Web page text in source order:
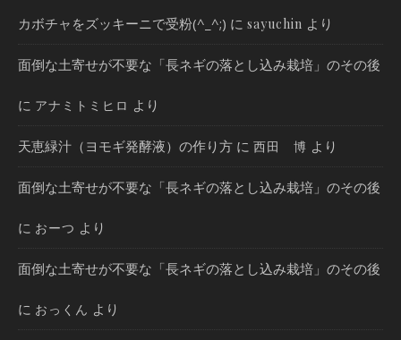
カボチャをズッキーニで受粉(^_^;) に sayuchin より
面倒な土寄せが不要な「長ネギの落とし込み栽培」のその後
に アナミトミヒロ より
天恵緑汁（ヨモギ発酵液）の作り方 に 西田 博 より
面倒な土寄せが不要な「長ネギの落とし込み栽培」のその後
に おーつ より
面倒な土寄せが不要な「長ネギの落とし込み栽培」のその後
に おっくん より